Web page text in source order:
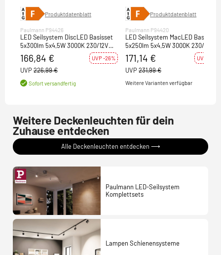
Produktdatenblatt
Paulmann P94426
LED Seilsystem DiscLED Basisset
5x300lm 5x4,5W 3000K 230/12V
Chrom matt/Chrom
166,84 € UVP -26%
UVP 226,99 €
Sofort versandfertig
Produktdatenblatt
Paulmann P94420
LED Seilsystem MacLED Basisset
5x250lm 5x4,5W 3000K 230/12V
Chrom matt/Chrom
171,14 € UVP -26%
UVP 231,99 €
Weitere Varianten verfügbar
Weitere Deckenleuchten für dein
Zuhause entdecken
Alle Deckenleuchten entdecken ⟶
Paulmann LED-Seilsystem
Komplettsets
Lampen Schienensysteme